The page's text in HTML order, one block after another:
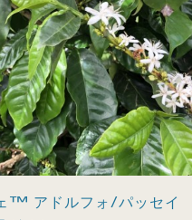
™ アドルフォ/パッセイ